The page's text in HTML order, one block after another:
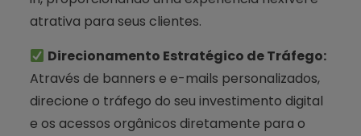
atrativa para seus clientes.
Direcionamento Estratégico de Tráfego:
Através de banners e e-mails personalizados,
direcione o tráfego do seu investimento digital
e os acessos orgânicos diretamente para o